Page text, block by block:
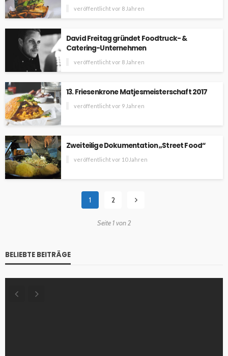
veröffentlicht vor 8 Jahren
David Freitag gründet Foodtruck- &
Catering-Unternehmen
veröffentlicht vor 8 Jahren
13. Friesenkrone Matjesmeisterschaft 2017
veröffentlicht vor 9 Jahren
Zweiteilige Dokumentation „Street Food“
veröffentlicht vor 10 Jahren
1 2
Seite 1 von 2
BELIEBTE BEITRÄGE